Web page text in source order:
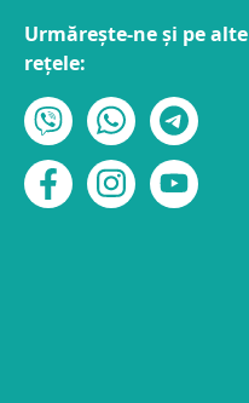
Urmărește-ne și pe alte
rețele: